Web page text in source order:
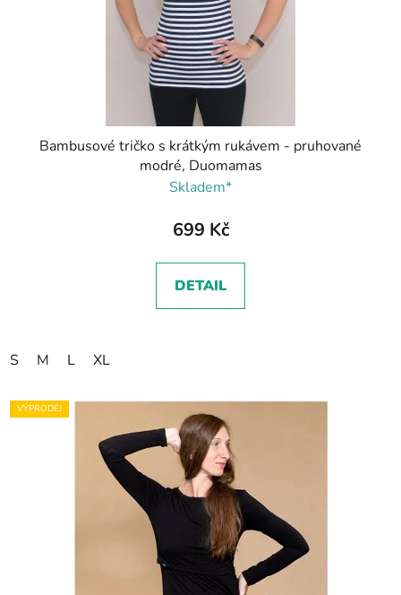
Bambusové tričko s krátkým rukávem - pruhované
modré, Duomamas
Skladem*
699 Kč
DETAIL
S M L XL
VÝPRODEJ